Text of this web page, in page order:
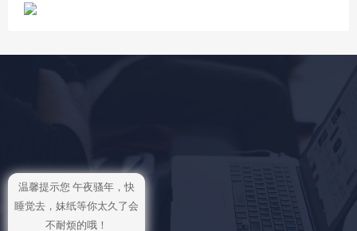
温馨提示您 午夜骚年，快
睡觉去，妹纸等你太久了会
不耐烦的哦！